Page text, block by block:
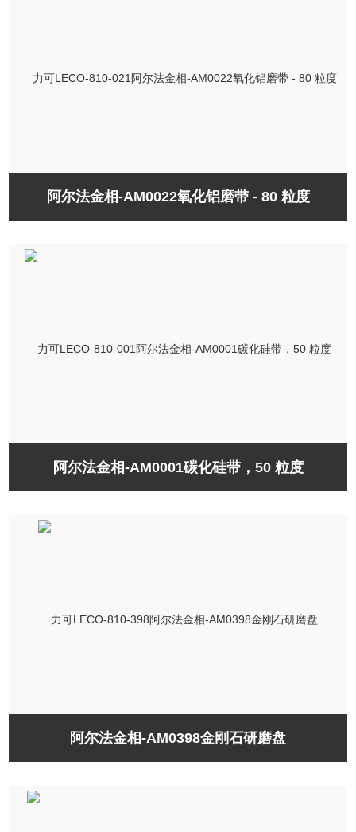
阿尔法金相-AM0022氧化铝磨带 - 80 粒度
阿尔法金相-AM0001碳化硅带，50 粒度
阿尔法金相-AM0398金刚石研磨盘